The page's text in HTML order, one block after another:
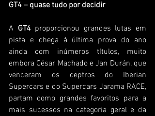
GT4 – quase tudo por decidir
A GT4 proporcionou grandes lutas em
pista e chega à última prova do ano
ainda com inúmeros títulos, muito
embora César Machado e Jan Durán, que
venceram os ceptros do Iberian
Supercars e do Supercars Jarama RACE,
partam como grandes favoritos para a
mais sucessos na categoria geral e da